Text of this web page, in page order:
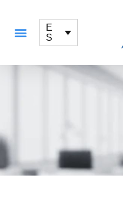
E
S